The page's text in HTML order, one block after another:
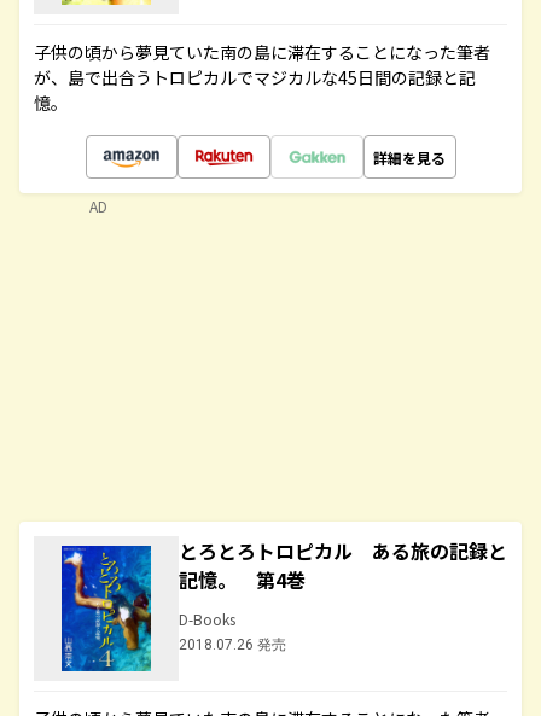
子供の頃から夢見ていた南の島に滞在することになった筆者
が、島で出合うトロピカルでマジカルな45日間の記録と記
憶。
詳細を見る
とろとろトロピカル ある旅の記録と
記憶。 第4巻
D-Books
2018.07.26 発売
AD